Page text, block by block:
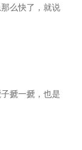
么快了，就说
搋一搋，也是